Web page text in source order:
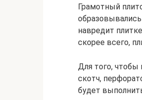
Грамотный
навредит
скорее всего,
Для того, чтобы
скотч,
будет